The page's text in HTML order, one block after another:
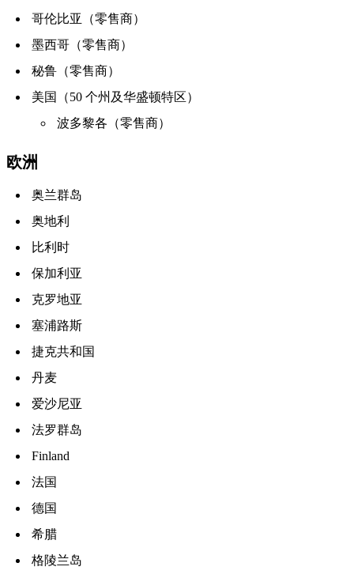
哥伦比亚（零售商）
墨西哥（零售商）
秘鲁（零售商）
美国（50 个州及华盛顿特区）
波多黎各（零售商）
欧洲
奥兰群岛
奥地利
比利时
保加利亚
克罗地亚
塞浦路斯
捷克共和国
丹麦
爱沙尼亚
法罗群岛
Finland
法国
德国
希腊
格陵兰岛